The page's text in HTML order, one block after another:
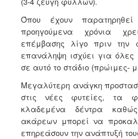
Όπου έχουν
προηγούμενα χρόνια
επέμβασης λίγο πριν την
επανάληψη ισχύει για όλες
σε αυτό το στάδιο (πρώιμες-
Μεγαλύτερη ανάγκη
στις νέες φυτείες, τα
κλαδεμένα δέντρα
ακάρεων μπορεί να
επηρεάσουν την ανάπτυξή